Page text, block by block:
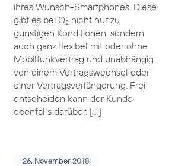
ihres Wunsch-Smartphones. Diese
gibt es bei O2nicht nur zu
günstigen Konditionen, sondern
auch ganz flexibel mit oder ohne
Mobilfunkvertrag und unabhängig
von einem Vertragswechsel oder
einer Vertragsverlängerung. Frei
entscheiden kann der Kunde
ebenfalls darüber, […]
26. November 2018